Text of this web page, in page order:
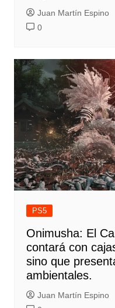
Juan Martín Espino
0
PS5
Onimusha: El
contará con
sino que
ambientales.
Juan Martín Espino